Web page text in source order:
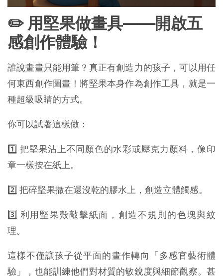
✏️ 用堅果做畫具——開啟五
感創作體驗！
誰說畫畫只能用筆？真正有創造力的孩子，可以用任
何東西創作圖畫！將堅果本身作為創作工具，就是一
種超級吸睛的方式。
你可以試著這樣做：
1️⃣ 把堅果沾上不同顏色的水彩或壓克力顏料，像印
章一樣按在紙上。
2️⃣ 把碎堅果撒在還沒乾的膠水上，創造立體觸感。
3️⃣ 利用堅果殼敲擊紙面，創造不規則的色塊與紋
理。
這樣不僅讓孩子從平面的畫作轉向「多感官藝術體
驗」，也能訓練他們對材質的敏銳度與細節觀察。甚